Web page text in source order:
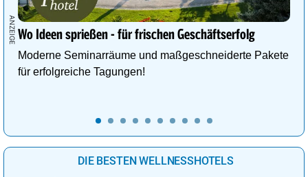
Wo Ideen sprießen - für frischen Geschäftserfolg
Moderne Seminarräume und maßgeschneiderte Pakete
für erfolgreiche Tagungen!
DIE BESTEN WELLNESSHOTELS